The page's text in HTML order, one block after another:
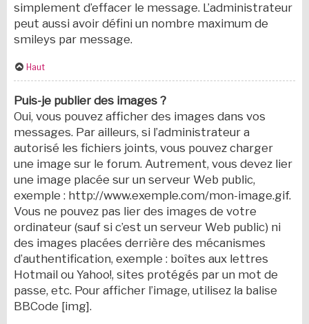
simplement d’effacer le message. L’administrateur
peut aussi avoir défini un nombre maximum de
smileys par message.
Haut
Puis-je publier des images ?
Oui, vous pouvez afficher des images dans vos
messages. Par ailleurs, si l’administrateur a
autorisé les fichiers joints, vous pouvez charger
une image sur le forum. Autrement, vous devez lier
une image placée sur un serveur Web public,
exemple : http://www.exemple.com/mon-image.gif.
Vous ne pouvez pas lier des images de votre
ordinateur (sauf si c’est un serveur Web public) ni
des images placées derrière des mécanismes
d’authentification, exemple : boîtes aux lettres
Hotmail ou Yahoo!, sites protégés par un mot de
passe, etc. Pour afficher l’image, utilisez la balise
BBCode [img].